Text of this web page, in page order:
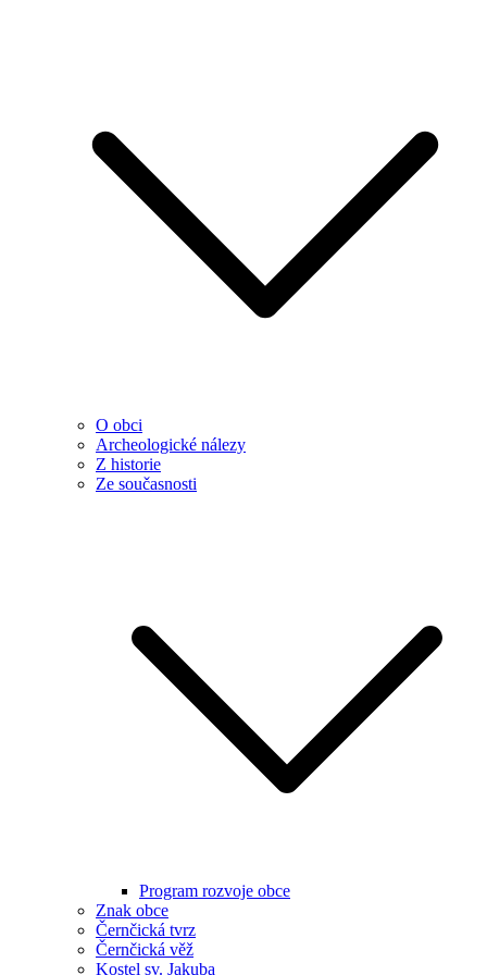
O obci
Archeologické nálezy
Z historie
Ze současnosti
Program rozvoje obce
Znak obce
Černčická tvrz
Černčická věž
Kostel sv. Jakuba